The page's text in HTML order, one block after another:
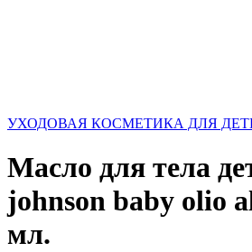
УХОДОВАЯ КОСМЕТИКА ДЛЯ
Масло для тела
johnson baby olio
мл.